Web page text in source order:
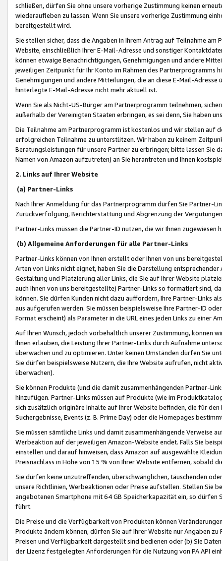
schließen, dürfen Sie ohne unsere vorherige Zustimmung keinen
wiederaufleben zu lassen. Wenn Sie unsere vorherige Zustimmung
bereitgestellt wird.
Sie stellen sicher, dass die Angaben in Ihrem Antrag auf Teilnahme
Website, einschließlich Ihrer E-Mail-Adresse und sonstiger
können etwaige Benachrichtigungen, Genehmigungen und andere
jeweiligen Zeitpunkt für Ihr Konto im Rahmen des Partnerprogramms
Genehmigungen und andere Mitteilungen, die an diese E-Mail-
hinterlegte E-Mail-Adresse nicht mehr aktuell ist.
Wenn Sie als Nicht-US-Bürger am Partnerprogramm teilnehmen,
außerhalb der Vereinigten Staaten erbringen, es sei denn, Sie haben
Die Teilnahme am Partnerprogramm ist kostenlos und wir stellen auf
erfolgreichen Teilnahme zu unterstützen. Wir haben zu keinem
Beratungsleistungen für unsere Partner zu erbringen; bitte lassen Sie
Namen von Amazon aufzutreten) an Sie herantreten und Ihnen
2. Links auf Ihrer Website
(a) Partner-Links
Nach Ihrer Anmeldung für das Partnerprogramm dürfen Sie Partner-
Zurückverfolgung, Berichterstattung und Abgrenzung der
Partner-Links müssen die Partner-ID nutzen, die wir Ihnen zugewiesen
(b) Allgemeine Anforderungen für alle Partner-Links
Partner-Links können von Ihnen erstellt oder Ihnen von uns
Arten von Links nicht eignet, haben Sie die Darstellung
Gestaltung und Platzierung aller Links, die Sie auf Ihrer Website
auch Ihnen von uns bereitgestellte) Partner-Links so formatiert sind,
können. Sie dürfen Kunden nicht dazu auffordern, Ihre Partner-Links
aus aufgerufen werden. Sie müssen beispielsweise Ihre Partner-ID
Format erscheint) als Parameter in die URL eines jeden Links zu einer
Auf Ihren Wunsch, jedoch vorbehaltlich unserer Zustimmung, können
Ihnen erlauben, die Leistung Ihrer Partner-Links durch Aufnahme
überwachen und zu optimieren. Unter keinen Umständen dürfen Sie
Sie dürfen beispielsweise Nutzern, die Ihre Website aufrufen, nicht
überwachen).
Sie können Produkte (und die damit zusammenhängenden Partner-
hinzufügen. Partner-Links müssen auf Produkte (wie im
sich zusätzlich originäre Inhalte auf Ihrer Website befinden, die für
Suchergebnisse, Events (z. B. Prime Day) oder die Homepages
Sie müssen sämtliche Links und damit zusammenhängende
Werbeaktion auf der jeweiligen Amazon-Website endet. Falls Sie
einstellen und darauf hinweisen, dass Amazon auf ausgewählte
Preisnachlass in Höhe von 15 % von Ihrer Website entfernen, sobald
Sie dürfen keine unzutreffenden, überschwänglichen, täuschenden
unsere Richtlinien, Werbeaktionen oder Preise aufstellen. Stellen Sie
angebotenen Smartphone mit 64 GB Speicherkapazität ein, so dürfen
führt.
Die Preise und die Verfügbarkeit von Produkten können
Produkte ändern können, dürfen Sie auf Ihrer Website nur Angaben
Preisen und Verfügbarkeit dargestellt sind bedienen oder (b) Sie
der Lizenz festgelegten Anforderungen für die Nutzung von PA API